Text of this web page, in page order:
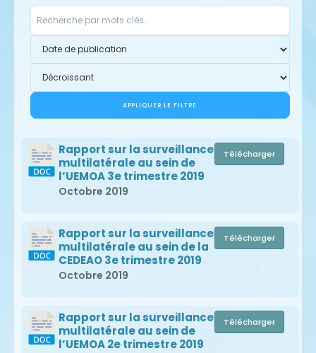
APPLIQUER LE FILTRE
Rapport sur la surveillance
multilatérale au sein de
l’UEMOA 3e trimestre 2019
Octobre 2019
Télécharger
Rapport sur la surveillance
multilatérale au sein de la
CEDEAO 3e trimestre 2019
Octobre 2019
Télécharger
Rapport sur la surveillance
multilatérale au sein de
l’UEMOA 2e trimestre 2019
Télécharger